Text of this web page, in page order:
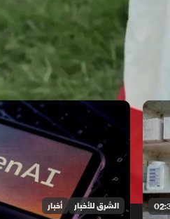
الشرق للأخبار أخبار